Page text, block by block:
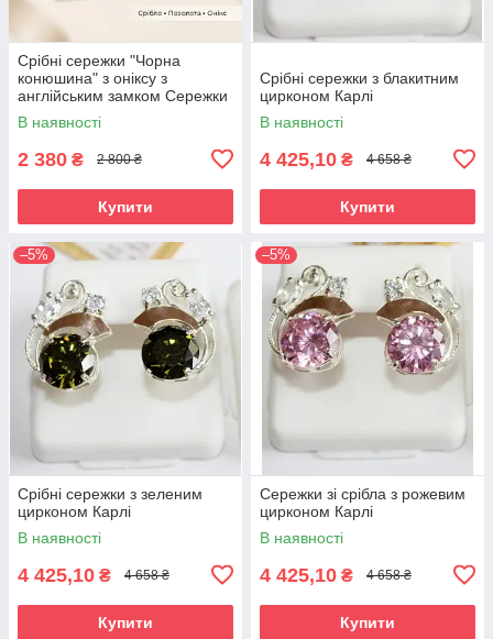
Срібні сережки "Чорна
конюшина" з оніксу з
англійським замком Сережки
срібло жіночі
В наявності
2 380 ₴ 2 800 ₴
Купити
Срібні сережки з блакитним
цирконом Карлі
В наявності
4 425,10 ₴ 4 658 ₴
Купити
–5%
Срібні сережки з зеленим
цирконом Карлі
В наявності
4 425,10 ₴ 4 658 ₴
Купити
–5%
Сережки зі срібла з рожевим
цирконом Карлі
В наявності
4 425,10 ₴ 4 658 ₴
Купити